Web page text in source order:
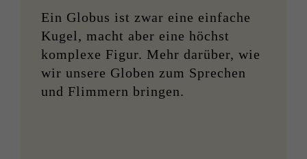
Ein Globus ist zwar eine einfache
Kugel, macht aber eine höchst
komplexe Figur. Mehr darüber, wie
wir unsere Globen zum Sprechen
und Flimmern bringen.